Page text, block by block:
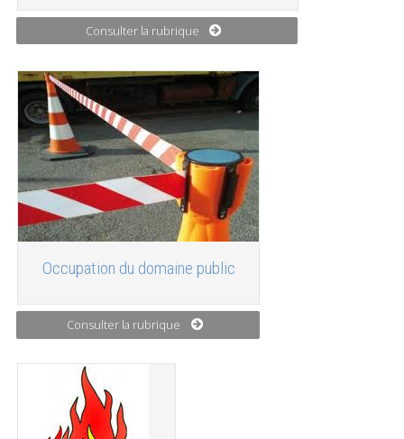
Consulter la rubrique
Occupation du domaine public
Consulter la rubrique